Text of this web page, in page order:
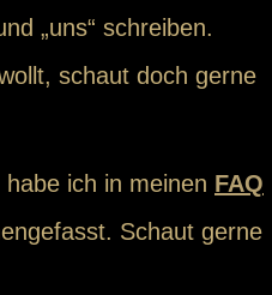
„uns“ schreiben.
schaut doch gerne
ich in meinen FAQ
Schaut gerne